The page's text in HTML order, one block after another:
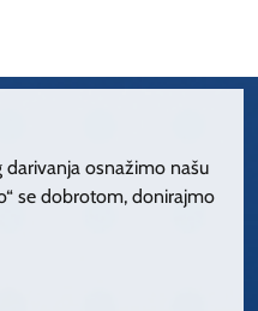
osnažimo našu
se dobrotom, donirajmo